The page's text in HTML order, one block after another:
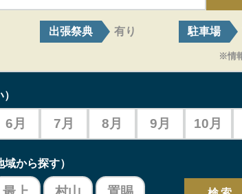
出張祭典 有り 駐車場
※情
6月 7月 8月 9月 10月
から探す）